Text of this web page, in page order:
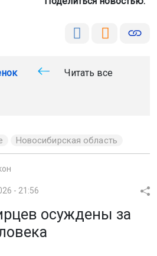
Читать все
Новосибирская область
- 21:56
осуждены за